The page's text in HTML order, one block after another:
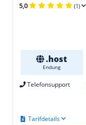
5,0 (1)
.host
Endung
Telefonsupport
Tarifdetails